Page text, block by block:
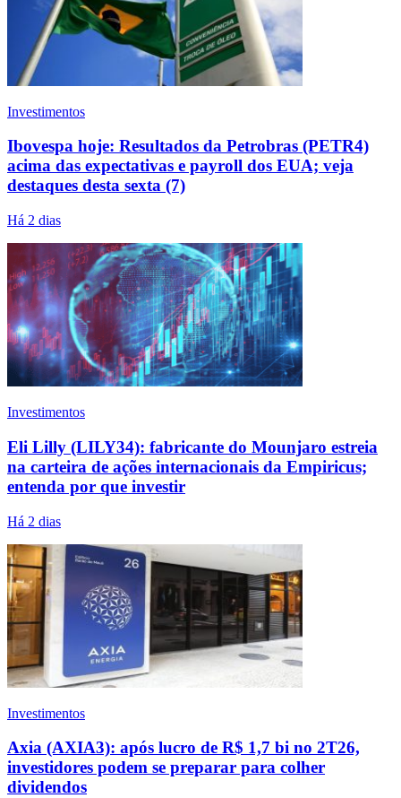
Investimentos
Ibovespa hoje: Resultados da Petrobras (PETR4)
acima das expectativas e payroll dos EUA; veja
destaques desta sexta (7)
Há 2 dias
Investimentos
Eli Lilly (LILY34): fabricante do Mounjaro estreia
na carteira de ações internacionais da Empiricus;
entenda por que investir
Há 2 dias
Investimentos
Axia (AXIA3): após lucro de R$ 1,7 bi no 2T26,
investidores podem se preparar para colher
dividendos